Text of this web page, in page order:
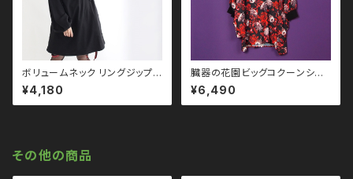
ボリュームネック リングジップ
袖ベルト ビッグ パーカー ワンピ
ース qto110093 大きいサイズ
ユニセックス ビッグシルエット
oney
¥4,180
臓器の花園ビッグコクーンシャ
ツワンピース qse110007
大きいサイズ ユニセックス ビッ
グシルエット ゴス ゴシック ゴス
¥6,490
その他の商品